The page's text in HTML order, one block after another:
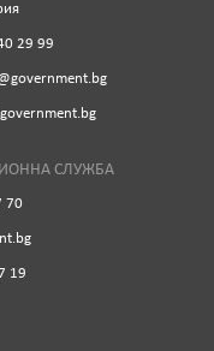
29 99
СЛУЖБА
70
19